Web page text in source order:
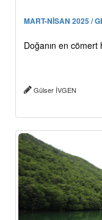
MART-NİSAN 2025 /
Doğanın en cömert
Gülser İVGEN